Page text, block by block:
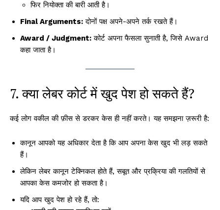
फिर नियोक्ता की बारी आती है।
Final Arguments: दोनों पक्ष अपने-अपने तर्क रखते हैं।
Award / Judgment: कोर्ट अपना फैसला सुनाती है, जिसे Award
कहा जाता है।
7. क्या लेबर कोर्ट में खुद पेश हो सकते हैं?
कई लोग वकील की फ़ीस से डरकर केस ही नहीं करते। यह समझना ज़रूरी है:
कानून आपको यह अधिकार देता है कि आप अपना केस खुद भी लड़ सकते
हैं।
लेकिन लेबर कानून टेक्निकल होते हैं, सबूत और प्रक्रिया की गलतियों से
आपका केस कमजोर हो सकता है।
यदि आप खुद पेश हो रहे हैं, तो: